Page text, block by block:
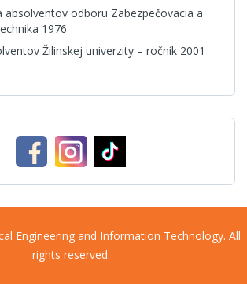
absolventov odboru Zabezpečovacia a
1976
Žilinskej univerzity – ročník 2001
Engineering and Information Technology. All
rights reserved.